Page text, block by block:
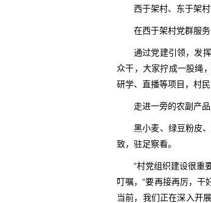
西于架村、东于架
在西于架村党群服
通过党建引领，发
众干，大家拧成一股绳
研学、直播等项目，村民
走进一旁的农副产品
黑小麦、绿豆粉皮
致，驻足察看。
“村党组织建设很重
叮嘱，“要再接再厉，干
当前，我们正在深入开